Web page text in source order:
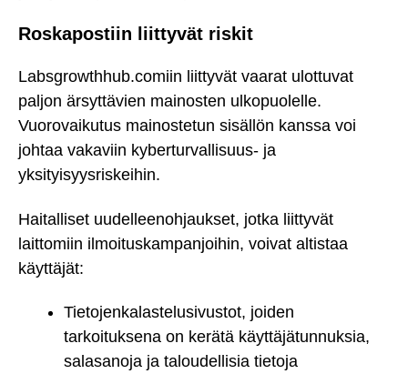
Roskapostiin liittyvät riskit
Labsgrowthhub.comiin liittyvät vaarat ulottuvat
paljon ärsyttävien mainosten ulkopuolelle.
Vuorovaikutus mainostetun sisällön kanssa voi
johtaa vakaviin kyberturvallisuus- ja
yksityisyysriskeihin.
Haitalliset uudelleenohjaukset, jotka liittyvät
laittomiin ilmoituskampanjoihin, voivat altistaa
käyttäjät:
Tietojenkalastelusivustot, joiden
tarkoituksena on kerätä käyttäjätunnuksia,
salasanoja ja taloudellisia tietoja